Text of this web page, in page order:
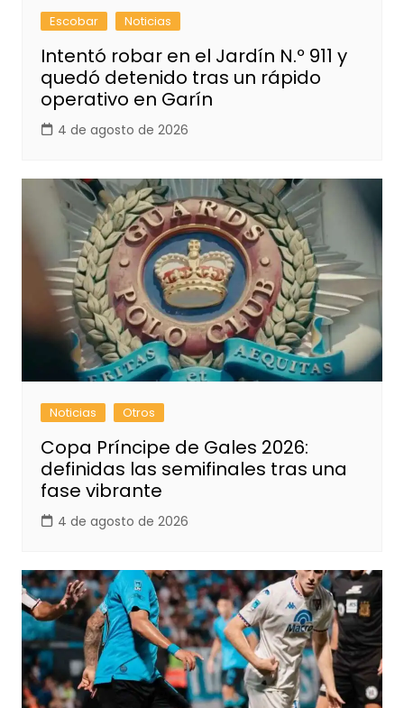
Escobar Noticias
Intentó robar en el Jardín N.º 911 y
quedó detenido tras un rápido
operativo en Garín
4 de agosto de 2026
Noticias Otros
Copa Príncipe de Gales 2026:
definidas las semifinales tras una
fase vibrante
4 de agosto de 2026